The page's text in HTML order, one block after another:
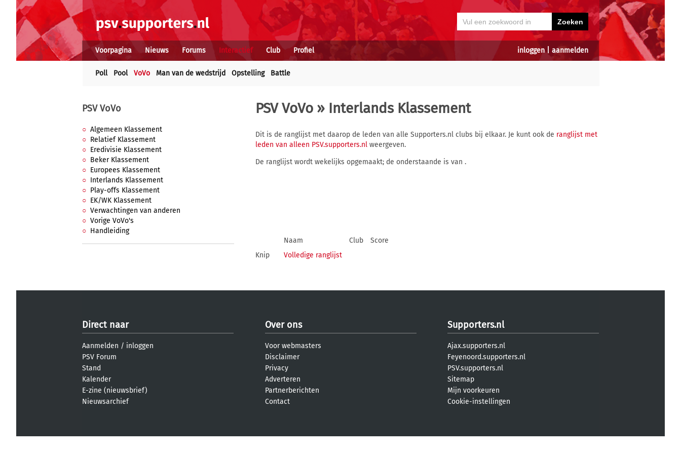
inloggen| aanmelden
Voorpagina Nieuws Forums Interactief Club Profiel
Poll Pool VoVo Man van de wedstrijd Opstelling Battle
PSV VoVo
Algemeen Klassement
Relatief Klassement
Eredivisie Klassement
Beker Klassement
Europees Klassement
Interlands Klassement
Play-offs Klassement
EK/WK Klassement
Verwachtingen van anderen
Vorige VoVo's
Handleiding
PSV VoVo » Interlands Klassement
Dit is de ranglijst met daarop de leden van alle Supporters.nl clubs bij elkaar. Je kunt ook de ranglijst met
leden van alleen PSV.supporters.nl weergeven.
De ranglijst wordt wekelijks opgemaakt; de onderstaande is van .
Naam Club
Score
Knip
Volledige ranglijst
Direct naar
Aanmelden / inloggen
PSV Forum
Stand
Kalender
E-zine (nieuwsbrief)
Nieuwsarchief
Over ons
Voor webmasters
Disclaimer
Privacy
Adverteren
Partnerberichten
Contact
Supporters.nl
Ajax.supporters.nl
Feyenoord.supporters.nl
PSV.supporters.nl
Sitemap
Mijn voorkeuren
Cookie-instellingen